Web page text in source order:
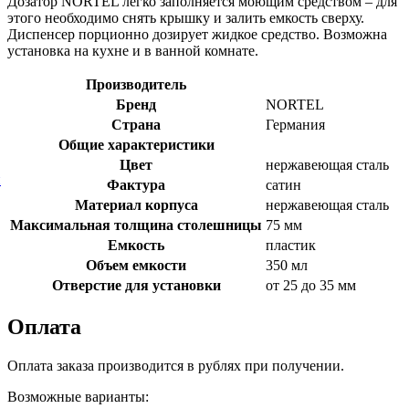
этого необходимо снять крышку и залить емкость сверху.
Диспенсер порционно дозирует жидкое средство. Возможна
установка на кухне и в ванной комнате.
Производитель
Бренд
NORTEL
Страна
Германия
Общие характеристики
Цвет
нержавеющая сталь
Фактура
сатин
Материал корпуса
нержавеющая сталь
Максимальная толщина столешницы 75 мм
Емкость
пластик
Объем емкости
350 мл
Отверстие для установки
от 25 до 35 мм
Оплата
Оплата заказа производится в рублях при получении.
Возможные варианты: